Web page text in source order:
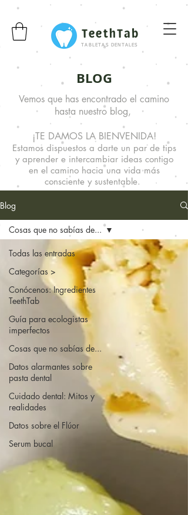
TeethTab
TABLETAS DENTALES
BLOG
Vemos que has encontrado el camino
hasta nuestro blog,
¡TE DAMOS LA BIENVENIDA!
Estamos dispuestos a darte un par de tips
y aprender e intercambiar ideas contigo
en el camino hacia una vida más
consciente y sustentable.
Blog
Todas las entradas
Categorías >
Conócenos: Ingredientes
TeethTab
Guía para ecologistas
imperfectos
Cosas que no sabías de...
Datos alarmantes sobre
pasta dental
Cuidado dental: Mitos y
realidades
Datos sobre el Flúor
Serum bucal
Cosas que no sabías de...